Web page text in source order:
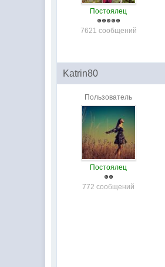
Постоялец
7621 сообщений
Katrin80
Пользователь
Постоялец
772 сообщений